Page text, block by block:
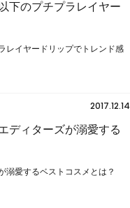
下のプチプラレイヤー
レイヤードリップでトレンド感
2017.12.14
ディターズが溺愛する
溺愛するベストコスメとは？